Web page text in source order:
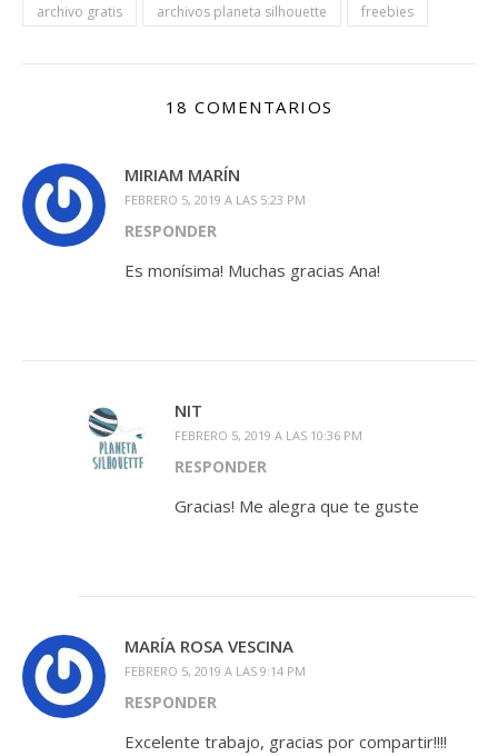
archivo gratis archivos planeta silhouette freebies
18 COMENTARIOS
MIRIAM MARÍN
FEBRERO 5, 2019 A LAS 5:23 PM
RESPONDER
Es monísima! Muchas gracias Ana!
NIT
FEBRERO 5, 2019 A LAS 10:36 PM
RESPONDER
Gracias! Me alegra que te guste
MARÍA ROSA VESCINA
FEBRERO 5, 2019 A LAS 9:14 PM
RESPONDER
Excelente trabajo, gracias por compartir!!!!